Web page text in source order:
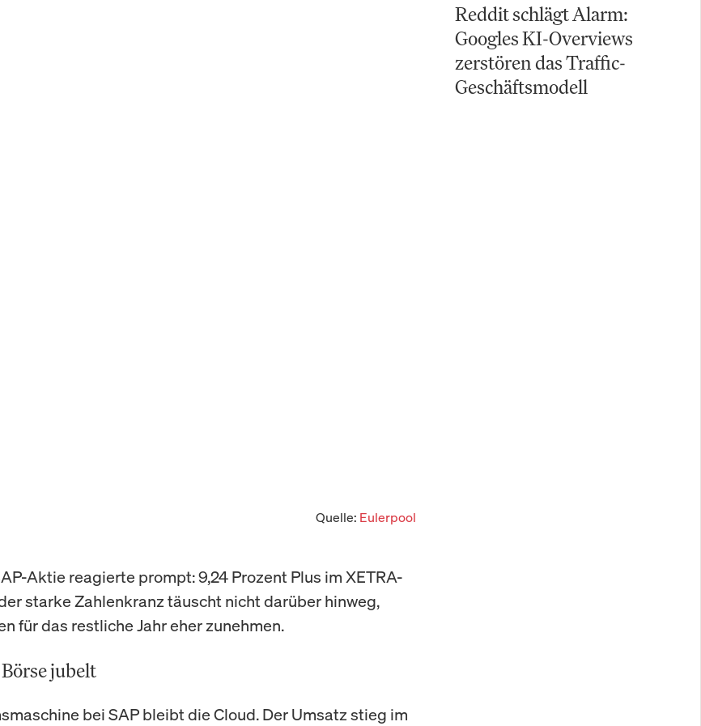
Quelle: Eulerpool
Aktie reagierte prompt: 9,24 Prozent Plus im XETRA-
starke Zahlenkranz täuscht nicht darüber hinweg,
für das restliche Jahr eher zunehmen.
jubelt
bei SAP bleibt die Cloud. Der Umsatz stieg im
Reddit schlägt Alarm:
Googles KI-Overviews
zerstören das Traffic-
Geschäftsmodell